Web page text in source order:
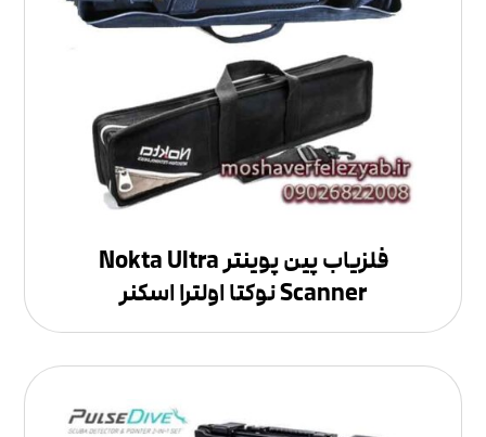
فلزیاب پین پوینتر Nokta Ultra
Scanner نوکتا اولترا اسکنر